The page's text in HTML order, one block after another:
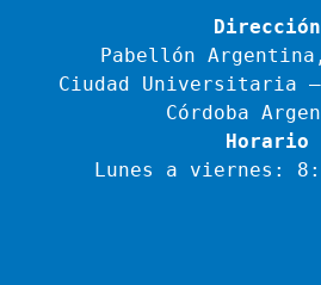
Dirección
Pabellón
Ciudad Universitaria –
Córdoba
Horario
Lunes a viernes: